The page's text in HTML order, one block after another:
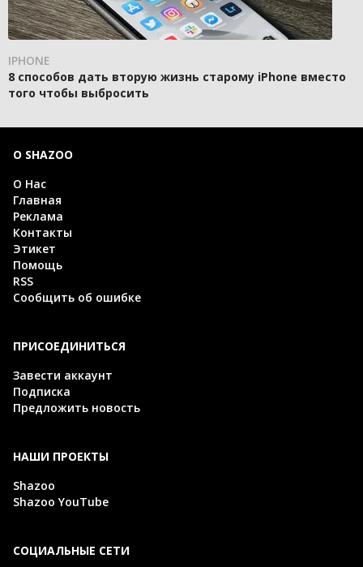
IPHONE
8 способов дать вторую жизнь старому iPhone вместо
того чтобы выбросить
О SHAZOO
О Нас
Главная
Реклама
Контакты
Этикет
Помощь
RSS
Сообщить об ошибке
ПРИСОЕДИНИТЬСЯ
Завести аккаунт
Подписка
Предложить новость
НАШИ ПРОЕКТЫ
Shazoo
Shazoo YouTube
СОЦИАЛЬНЫЕ СЕТИ